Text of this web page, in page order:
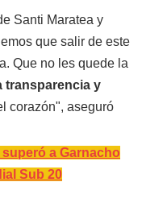
Santi Maratea y
que salir de este
Que no les quede la
transparencia y
corazón", aseguró
a Garnacho
Sub 20